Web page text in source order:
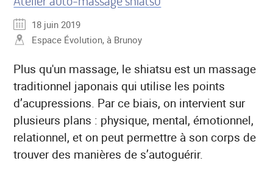
18 juin 2019
Espace Évolution, à Brunoy
Plus qu'un massage, le shiatsu est un massage
traditionnel japonais qui utilise les points
d’acupressions. Par ce biais, on intervient sur
plusieurs plans : physique, mental, émotionnel,
relationnel, et on peut permettre à son corps de
trouver des manières de s’autoguérir.